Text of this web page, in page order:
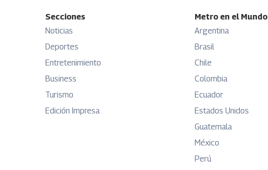
Secciones
Noticias
Deportes
Entretenimiento
Business
Turismo
Edición Impresa
Metro en el Mundo
Argentina
Brasil
Chile
Colombia
Ecuador
Estados Unidos
Guatemala
México
Perú